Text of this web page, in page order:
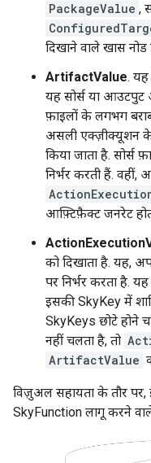
PackageValue ,
दिखाने वाले खास नोड
ArtifactValue. यह
यह सोर्स या
फ़ाइलों के लगभग
असली एक्ज़ीक्यूशन के
किया जाता है. सोर्स
निर्भर करती हैं.
आफ़्टिफ़ैक्ट जनरेट
को दिखाता है. यह,
पर निर्भर करता है.
इसकी SkyKey में
SkyKeys छोटे होने
नहीं चलता है, तो
ArtifactValue
विज़ुअल सहायता के तौर पर,
SkyFunction लागू करने